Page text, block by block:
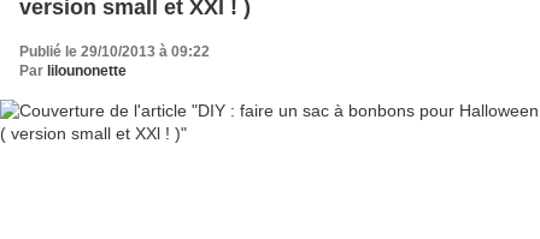
version small et XXl ! )
Publié le 29/10/2013 à 09:22
Par lilounonette